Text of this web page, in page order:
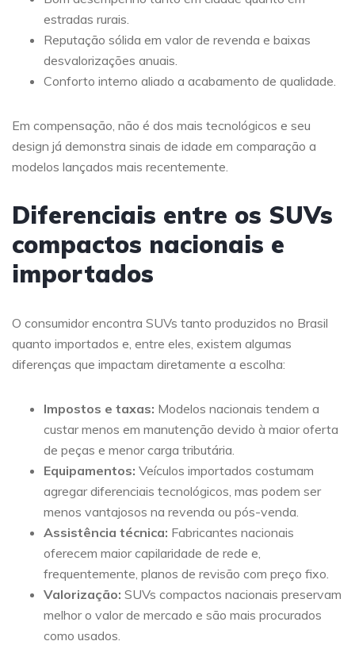
estradas rurais.
Reputação sólida em valor de revenda e baixas
desvalorizações anuais.
Conforto interno aliado a acabamento de qualidade.
Em compensação, não é dos mais tecnológicos e seu
design já demonstra sinais de idade em comparação a
modelos lançados mais recentemente.
Diferenciais entre os SUVs
compactos nacionais e
importados
O consumidor encontra SUVs tanto produzidos no Brasil
quanto importados e, entre eles, existem algumas
diferenças que impactam diretamente a escolha:
Impostos e taxas: Modelos nacionais tendem a
custar menos em manutenção devido à maior oferta
de peças e menor carga tributária.
Equipamentos: Veículos importados costumam
agregar diferenciais tecnológicos, mas podem ser
menos vantajosos na revenda ou pós-venda.
Assistência técnica: Fabricantes nacionais
oferecem maior capilaridade de rede e,
frequentemente, planos de revisão com preço fixo.
Valorização: SUVs compactos nacionais preservam
melhor o valor de mercado e são mais procurados
como usados.